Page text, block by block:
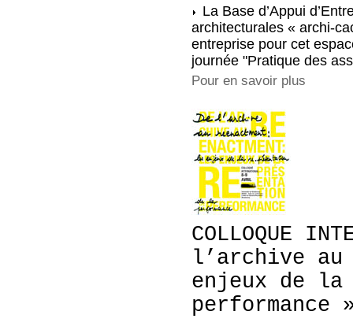
La Base d’Appui
architecturales « archi-
entreprise pour cet
journée "Pratique des
Pour en savoir plus
COLLOQUE
l’archive
enjeux de
performance